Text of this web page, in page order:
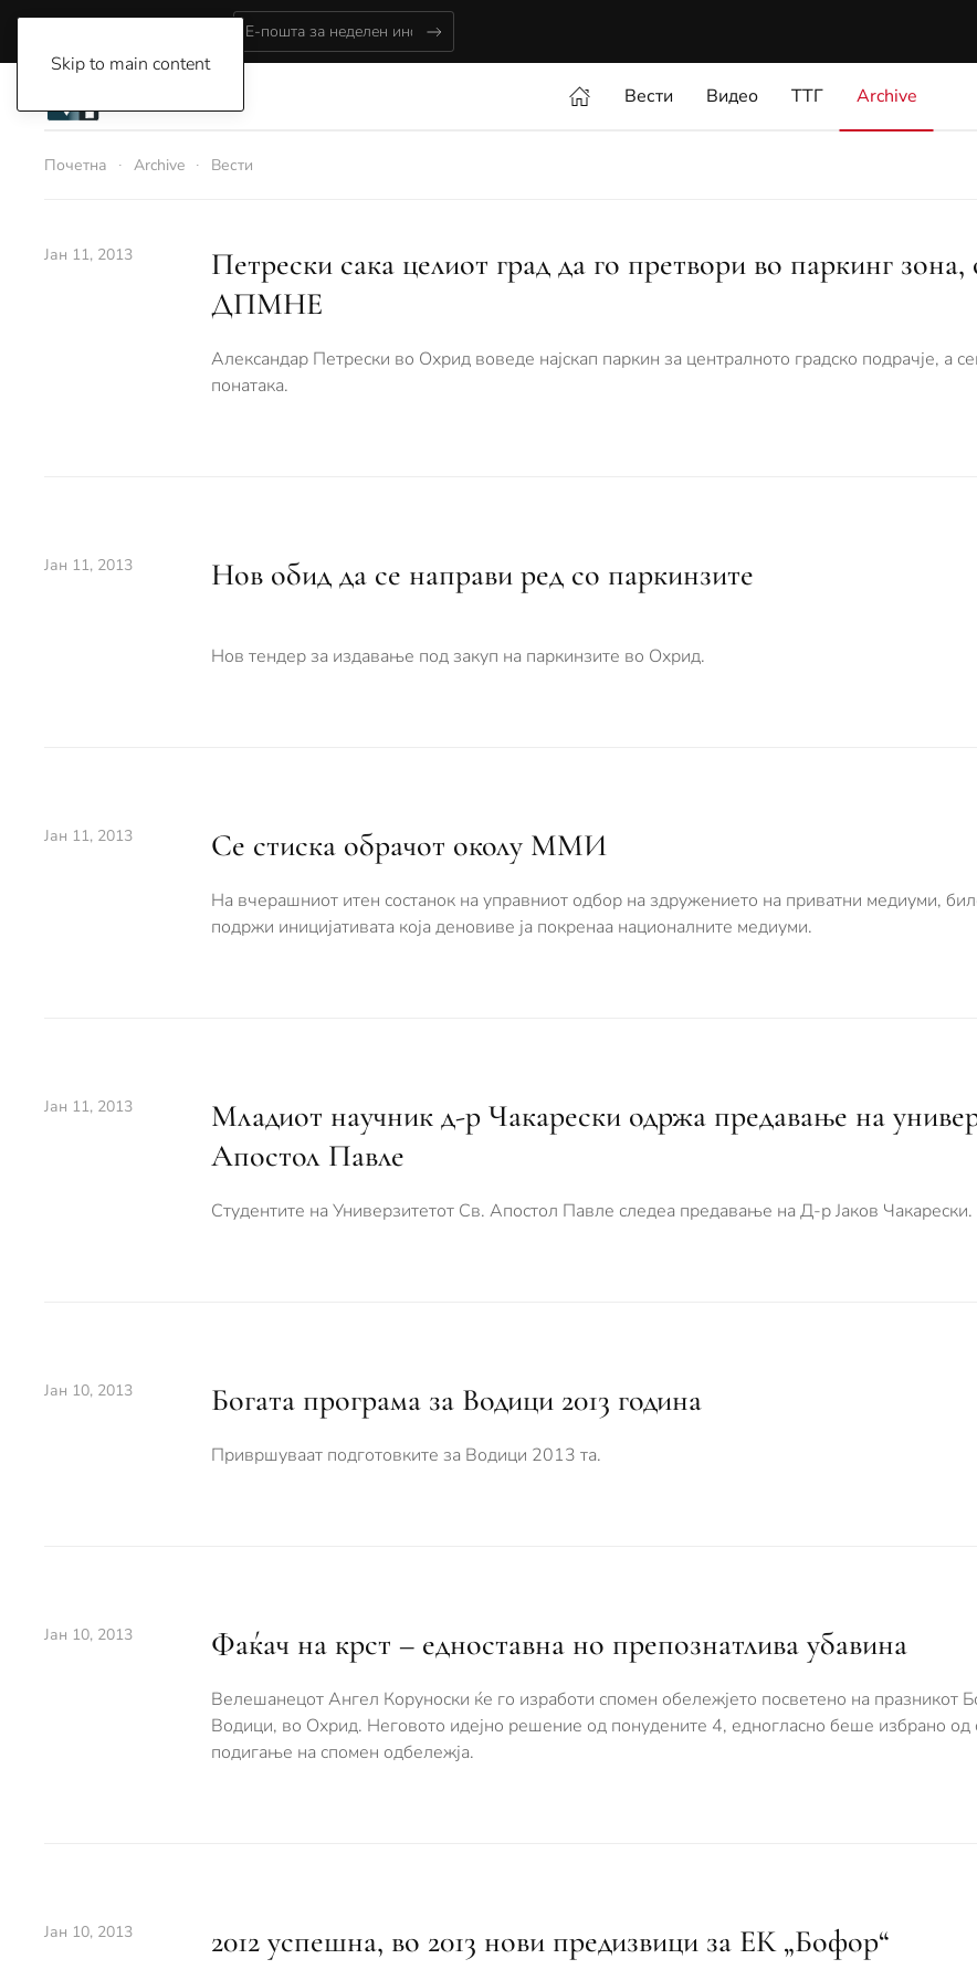
Skip to main content
Вести Видео ТТГ Archive
Почетна Archive Вести
Јан 11, 2013
Петрески сака целиот град да го претвори во паркинг зона,
ДПМНЕ
Александар Петрески во Охрид воведе најскап паркин за централното градско подрачје, а
понатака.
Јан 11, 2013 Нов обид да се направи ред со паркинзите
Нов тендер за издавање под закуп на паркинзите во Охрид.
Јан 11, 2013 Се стиска обрачот околу ММИ
На вчерашниот итен состанок на управниот одбор на здружението на приватни медиуми,
подржи иницијативата која деновиве ја покренаа националните медиуми.
Јан 11, 2013
Младиот научник д-р Чакарески одржа предавање на
Апостол Павле
Студентите на Универзитетот Св. Апостол Павле следеа предавање на Д-р Јаков Чакарески.
Јан 10, 2013 Богата програма за Водици 2013 година
Привршуваат подготовките за Водици 2013 та.
Јан 10, 2013 Фаќач на крст – едноставна но препознатлива убавина
Велешанецот Ангел Коруноски ќе го изработи спомен обележјето посветено на празникот
Водици, во Охрид. Неговото идејно решение од понудените 4, едногласно беше избрано од
подигање на спомен одбележја.
Јан 10, 2013 2012 успешна, во 2013 нови предизвици за ЕК „Бофор“